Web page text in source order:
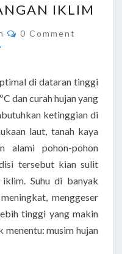
IKLIM
Comments
0 Comment
di dataran tinggi
dan curah hujan yang
ketinggian di
laut, tanah kaya
alami pohon-pohon
tersebut kian sulit
Suhu di banyak
menggeser
tinggi yang makin
menentu: musim hujan